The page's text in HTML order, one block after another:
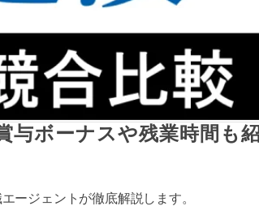
与ボーナスや残業時間も
ージェントが徹底解説します。